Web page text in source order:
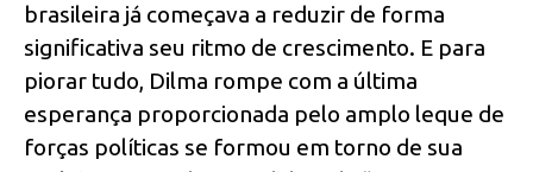
brasileira já começava a reduzir de forma
significativa seu ritmo de crescimento. E para
piorar tudo, Dilma rompe com a última
esperança proporcionada pelo amplo leque de
forças políticas se formou em torno de sua